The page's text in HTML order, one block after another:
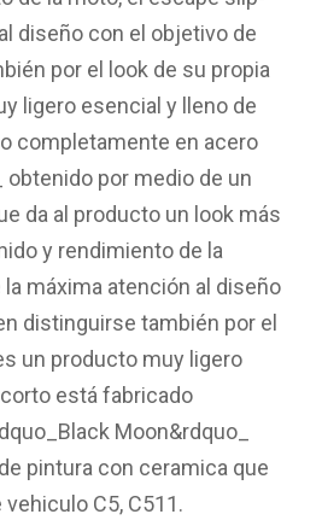
diseño con el objetivo de
por el look de su propia
ligero esencial y lleno de
completamente en acero
por medio de un
da al producto un look más
y rendimiento de la
máxima atención al diseño
distinguirse también por el
un producto muy ligero
está fabricado
Moon&rdquo_
pintura con ceramica que
C5, C511.